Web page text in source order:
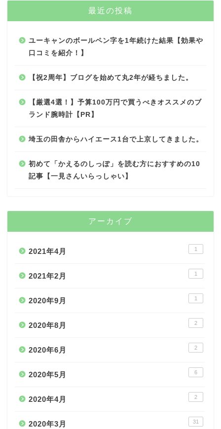
最近の投稿
ユーキャンのボールペン字を1年続けた結果【効果や
口コミを紹介！】
【祝2周年】ブログを始めて丸2年が経ちました。
【厳選4選！】予算100万円で買うべきオススメのブ
ランド腕時計【PR】
埼玉の田舎からハイエース1台で上京してきました。
初めて「かえるのしっぽ」を読む方におすすめの10
記事【一見さんいらっしゃい】
アーカイブ
2021年4月 1
2021年2月 1
2020年9月 1
2020年8月 2
2020年6月 2
2020年5月 6
2020年4月 2
2020年3月 31